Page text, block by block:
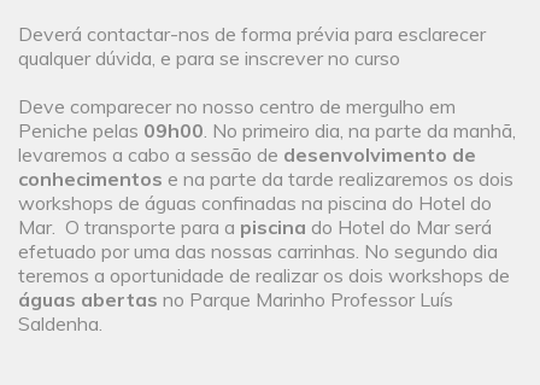
Deverá contactar-nos de forma prévia para esclarecer
qualquer dúvida, e para se inscrever no curso
Deve comparecer no nosso centro de mergulho em
Peniche pelas 09h00. No primeiro dia, na parte da manhã,
levaremos a cabo a sessão de desenvolvimento de
conhecimentos e na parte da tarde realizaremos os dois
workshops de águas confinadas na piscina do Hotel do
Mar. O transporte para a piscina do Hotel do Mar será
efetuado por uma das nossas carrinhas. No segundo dia
teremos a oportunidade de realizar os dois workshops de
águas abertas no Parque Marinho Professor Luís
Saldenha.